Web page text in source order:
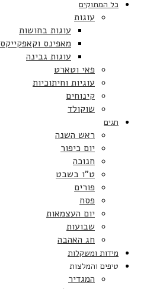
כל המתוקים
עוגות
עוגות בחושות
מאפינס וקאפקייקס
עוגות גבינה
פאי וטארט
עוגיות וחיתוכיות
קינוחים
שוקולד
חגים
ראש השנה
יום כיפור
חנוכה
ט”ו בשבט
פורים
פסח
יום העצמאות
שבועות
חג האהבה
מידות ומשקלות
טיפים והמלצות
המגדיר